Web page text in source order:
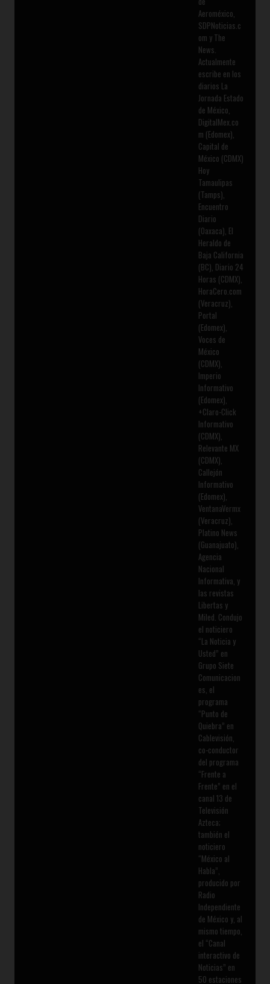
Aeroméxico,
SDPNoticias.c
om y The
News.
Actualmente
escribe en los
diarios La
Jornada Estado
de México,
DigitalMex.co
m (Edomex),
Capital de
México (CDMX)
Hoy
Tamaulipas
(Tamps),
Encuentro
Diario
(Oaxaca), El
Heraldo de
Baja California
(BC), Diario 24
Horas (CDMX),
HoraCero.com
(Veracruz),
Portal
(Edomex),
Voces de
México
(CDMX),
Imperio
Informativo
(Edomex),
+Claro-Click
Informativo
(CDMX),
Relevante MX
(CDMX),
Callejón
Informativo
(Edomex),
VentanaVermx
(Veracruz),
Platino News
(Guanajuato),
Agencia
Nacional
Informativa, y
las revistas
Libertas y
Miled. Condujo
el noticiero
“La Noticia y
Usted” en
Grupo Siete
Comunicacion
es, el
programa
“Punto de
Quiebra” en
Cablevisión,
co-conductor
del programa
“Frente a
Frente” en el
canal 13 de
Televisión
Azteca;
también el
noticiero
“México al
Habla”,
producido por
Radio
Independiente
de México y, al
mismo tiempo,
el “Canal
interactivo de
Noticias” en
50 estaciones